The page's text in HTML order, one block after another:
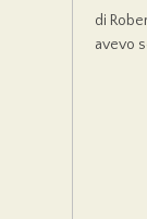
di
avevo